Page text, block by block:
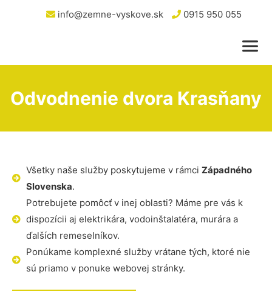
info@zemne-vyskove.sk 0915 950 055
Odvodnenie dvora Krasňany
Všetky naše služby poskytujeme v rámci Západného
Slovenska.
Potrebujete pomôcť v inej oblasti? Máme pre vás k
dispozícii aj elektrikára, vodoinštalatéra, murára a
ďalších remeselníkov.
Ponúkame komplexné služby vrátane tých, ktoré nie
sú priamo v ponuke webovej stránky.